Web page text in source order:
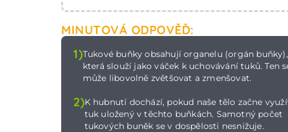
MINUTOVÁ ODPOVĚĎ:
1)Tukové buňky obsahují organelu (orgán buňky),
která slouží jako váček k uchovávání tuků. Ten
může libovolně zvětšovat a zmenšovat.
2)K hubnutí dochází, pokud naše tělo začne
tuk uložený v těchto buňkách. Samotný počet
tukových buněk se v dospělosti nesnižuje.